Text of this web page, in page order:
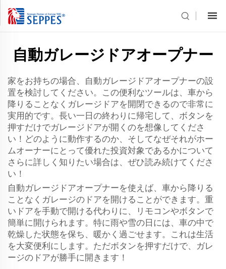
自動ガレージドアオープナー
家をお持ちの場合、自動ガレージドアオープナーの設
置を検討してください。この便利なツールは、車から
降りることなくガレージドアを開閉できるので非常に
実用的です。長い一日の終わりに帰宅して、ボタンを
押すだけでガレージドアが開くのを想像してくださ
い！どのように動作するのか、そしてなぜそれがホー
ムオーナーにとって優れた投資対象であるかについて
さらに詳しく知りたい場合は、ぜひ読み続けてくださ
い！
自動ガレージドアオープナーを使えば、車から降りる
ことなくガレージのドアを開けることができます。重
いドアを手動で開ける代わりに、リモコンやボタンで
簡単に開けられます。特に雨や雪の日には、車の中で
乾燥した状態を保ち、暖かく過ごせます。これは生活
を大変便利にします。ただボタンを押すだけで、ガレ
ージのドアが勝手に開きます！